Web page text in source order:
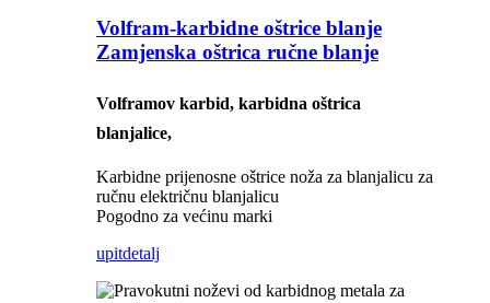
Volfram-karbidne oštrice blanje
Zamjenska oštrica ručne blanje
Volframov karbid, karbidna oštrica
blanjalice,
Karbidne prijenosne oštrice noža za blanjalicu za
ručnu električnu blanjalicu
Pogodno za većinu marki
upitdetalj